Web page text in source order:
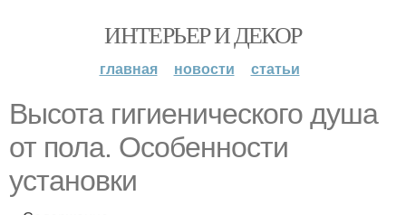
ИНТЕРЬЕР И ДЕКОР
главная новости статьи
Высота гигиенического душа
от пола. Особенности
установки